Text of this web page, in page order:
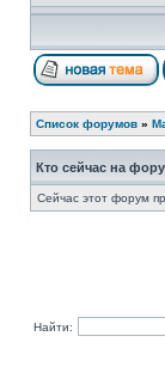
Список форумов »
Кто сейчас на
Сейчас этот форум
Найти: